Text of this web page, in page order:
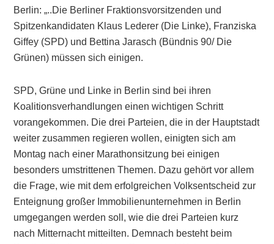
Berlin: „..Die Berliner Fraktionsvorsitzenden und
Spitzenkandidaten Klaus Lederer (Die Linke), Franziska
Giffey (SPD) und Bettina Jarasch (Bündnis 90/ Die
Grünen) müssen sich einigen.
SPD, Grüne und Linke in Berlin sind bei ihren
Koalitionsverhandlungen einen wichtigen Schritt
vorangekommen. Die drei Parteien, die in der Hauptstadt
weiter zusammen regieren wollen, einigten sich am
Montag nach einer Marathonsitzung bei einigen
besonders umstrittenen Themen. Dazu gehört vor allem
die Frage, wie mit dem erfolgreichen Volksentscheid zur
Enteignung großer Immobilienunternehmen in Berlin
umgegangen werden soll, wie die drei Parteien kurz
nach Mitternacht mitteilten. Demnach besteht beim